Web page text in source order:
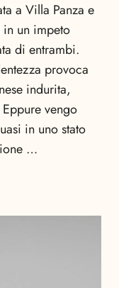
a Villa Panza e
un impeto
di entrambi.
provoca
indurita,
vengo
in uno stato
…